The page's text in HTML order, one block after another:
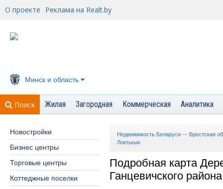
О проекте Реклама на Realt.by
Минск и область
Поиск Жилая Загородная Коммерческая Аналитика
Новостройки
Бизнес центры
Торговые центры
Коттеджные поселки
Недвижимость Беларуси — Брестская
Локтыши
Подробная карта
Ганцевичского района